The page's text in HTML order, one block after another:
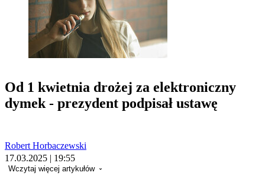
Od 1 kwietnia drożej za elektroniczny
dymek - prezydent podpisał ustawę
Robert Horbaczewski
17.03.2025 | 19:55
Wczytaj więcej artykułów